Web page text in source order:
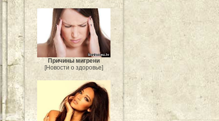
Причины мигрени
[Новости о здоровье]